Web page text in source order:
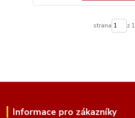
strana z 1
Informace pro zákazníky